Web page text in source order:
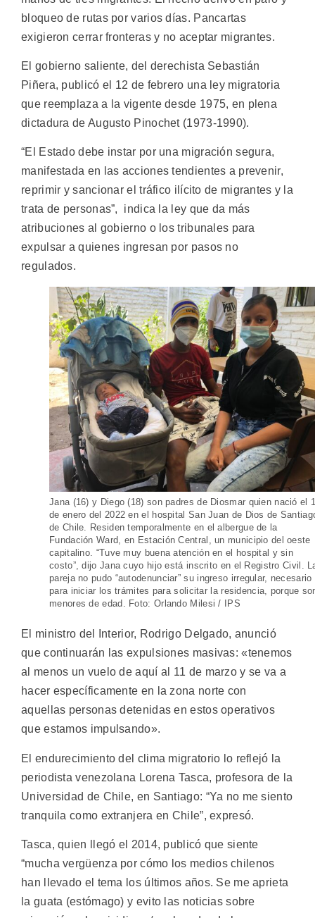
bloqueo de rutas por varios días. Pancartas
exigieron cerrar fronteras y no aceptar migrantes.
El gobierno saliente, del derechista Sebastián
Piñera, publicó el 12 de febrero una ley migratoria
que reemplaza a la vigente desde 1975, en plena
dictadura de Augusto Pinochet (1973-1990).
“El Estado debe instar por una migración segura,
manifestada en las acciones tendientes a prevenir,
reprimir y sancionar el tráfico ilícito de migrantes y la
trata de personas”, indica la ley que da más
atribuciones al gobierno o los tribunales para
expulsar a quienes ingresan por pasos no
regulados.
Jana (16) y Diego (18) son padres de Diosmar quien nació el
de enero del 2022 en el hospital San Juan de Dios de
de Chile. Residen temporalmente en el albergue de la
Fundación Ward, en Estación Central, un municipio del oeste
capitalino. “Tuve muy buena atención en el hospital y sin
costo”, dijo Jana cuyo hijo está inscrito en el Registro Civil.
pareja no pudo “autodenunciar” su ingreso irregular, necesario
para iniciar los trámites para solicitar la residencia, porque
menores de edad. Foto: Orlando Milesi / IPS
El ministro del Interior, Rodrigo Delgado, anunció
que continuarán las expulsiones masivas: «tenemos
al menos un vuelo de aquí al 11 de marzo y se va a
hacer específicamente en la zona norte con
aquellas personas detenidas en estos operativos
que estamos impulsando».
El endurecimiento del clima migratorio lo reflejó la
periodista venezolana Lorena Tasca, profesora de la
Universidad de Chile, en Santiago: “Ya no me siento
tranquila como extranjera en Chile”, expresó.
Tasca, quien llegó el 2014, publicó que siente
“mucha vergüenza por cómo los medios chilenos
han llevado el tema los últimos años. Se me aprieta
la guata (estómago) y evito las noticias sobre